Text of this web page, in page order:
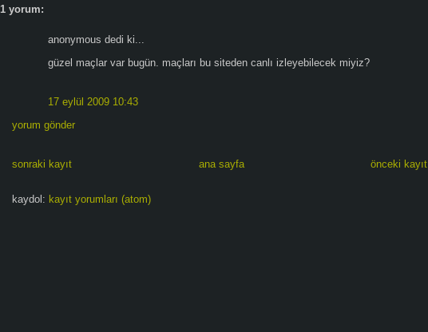
1 yorum:
anonymous dedi ki...
güzel maçlar var bugün. maçları bu siteden canlı izleyebilecek miyiz?
17 eylül 2009 10:43
yorum gönder
sonraki kayıt önceki kayıt
ana sayfa
kaydol: kayıt yorumları (atom)